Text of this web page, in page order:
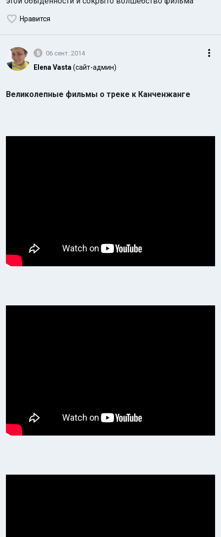
Нравится
5 06 сент. 2014
Elena Vasta (сайт-админ)
Великолепные фильмы о треке к Канченжанге